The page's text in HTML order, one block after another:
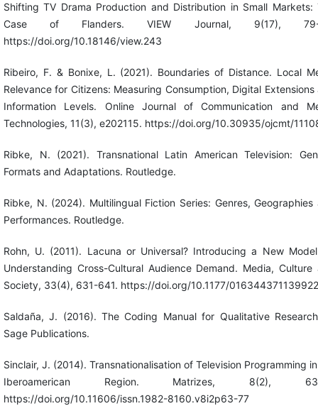
Shifting TV Drama Production and Distribution in Small Markets:
Case of Flanders. VIEW Journal, 9(17), 79-
https://doi.org/10.18146/view.243
Ribeiro, F. & Bonixe, L. (2021). Boundaries of Distance. Local
Relevance for Citizens: Measuring Consumption, Digital Extensions
Information Levels. Online Journal of Communication and
Technologies, 11(3), e202115. https://doi.org/10.30935/ojcmt/
Ribke, N. (2021). Transnational Latin American Television:
Formats and Adaptations. Routledge.
Ribke, N. (2024). Multilingual Fiction Series: Genres, Geographies
Performances. Routledge.
Rohn, U. (2011). Lacuna or Universal? Introducing a New
Understanding Cross-Cultural Audience Demand. Media, Culture
Society, 33(4), 631-641. https://doi.org/10.1177/
Saldaña, J. (2016). The Coding Manual for Qualitative
Sage Publications.
Sinclair, J. (2014). Transnationalisation of Television Programming
Iberoamerican Region. Matrizes, 8(2), 63-
https://doi.org/10.11606/issn.1982-8160.v8i2p63-77